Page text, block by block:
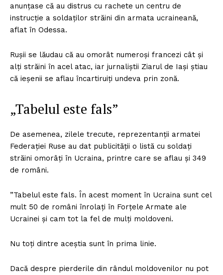
anunțase că au distrus cu rachete un centru de
instrucție a soldaților străini din armata ucraineană,
aflat în Odessa.
Rușii se lăudau că au omorât numeroși francezi cât și
alți străini în acel atac, iar jurnaliștii Ziarul de Iași știau
că ieșenii se aflau încartiruiți undeva prin zonă.
„Tabelul este fals”
De asemenea, zilele trecute, reprezentanții armatei
Federației Ruse au dat publicității o listă cu soldați
străini omorâți în Ucraina, printre care se aflau și 349
de români.
”Tabelul este fals. În acest moment în Ucraina sunt cel
mult 50 de români înrolați în Forțele Armate ale
Ucrainei și cam tot la fel de mulți moldoveni.
Nu toți dintre aceștia sunt în prima linie.
Dacă despre pierderile din rândul moldovenilor nu pot